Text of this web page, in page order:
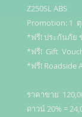
Z250SL ABS
Promotion: 1
*ฟรี! ประกันภัย
*ฟรี!  Gift
*ฟรี! Roadside
ราคาขาย
ดาวน์ 20% =